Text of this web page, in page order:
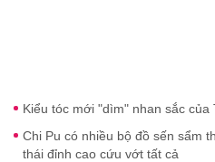
Kiểu tóc mới "dìm" nhan sắc
Chi Pu có nhiều bộ đồ sến sẩm
thái đỉnh cao cứu vớt tất cả